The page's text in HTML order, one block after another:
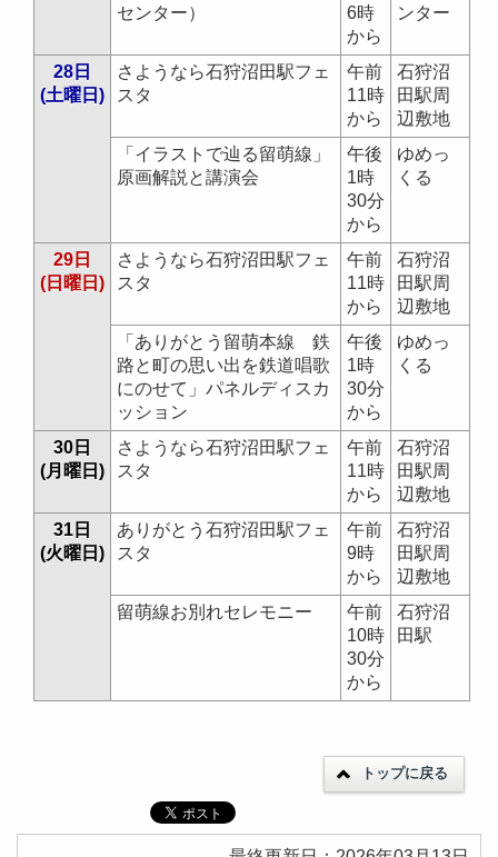
センター）
6時
から
ンター
28日
(土曜日)
さようなら石狩沼田駅フェ
スタ
午前
11時
から
石狩沼
田駅周
辺敷地
「イラストで辿る留萌線」
原画解説と講演会
午後
1時
30分
から
ゆめっ
くる
29日
(日曜日)
さようなら石狩沼田駅フェ
スタ
午前
11時
から
石狩沼
田駅周
辺敷地
「ありがとう留萌本線 鉄
路と町の思い出を鉄道唱歌
にのせて」パネルディスカ
ッション
午後
1時
30分
から
ゆめっ
くる
30日
(月曜日)
さようなら石狩沼田駅フェ
スタ
午前
11時
から
石狩沼
田駅周
辺敷地
31日
(火曜日)
ありがとう石狩沼田駅フェ
スタ
午前
9時
から
石狩沼
田駅周
辺敷地
留萌線お別れセレモニー
午前
10時
30分
から
石狩沼
田駅
トップに戻る